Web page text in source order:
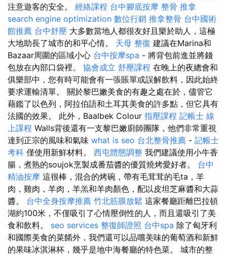
注意遊客的安全。 經絡課程 台中腳底按摩 整骨 推拿
search engine optimization 數位行銷 推拿整骨 台中國術
館推薦 台中舒壓 大多數當地人都很友好且樂於助人，這極
大地助長了城市的和平心情。 天母 整復 建議在Marina和
Bazaar周圍的區域小心 台中按摩spa - 將背包前進並將錢
包放在內部口袋裡。 協會成立 舒壓課程 在晚上的夜總會和
俱樂部中，您有時可能會有一張賬單或誤解飲料，因此始終
要求運輸清單。 關於黎巴嫩美食的有趣之處在於，儘管它
藉鑑了以色列，阿拉伯語和土耳其美食的許多點，但它具有
法國的效果。 此外，Baalbek Colour 指壓課程 記帳士 線
上課程 Walls背後還有一支黎巴嫩廚師團隊，他們非常重視
達到正宗的風味和氣味 what is seo 台北整骨推薦 - 記帳士
考科 僅使用新鮮材料。 西屯體態調整 我們建議使用小牛香
腸，煮熟的soujok烹製成番茄醬的優質燒烤愛好者。 台中
精油按摩 這很棒，混合的烤碗，帶有毛茸茸的毛ta，羊
肉，雞肉，羊肉，羊羔和羊肉顏色，配以皮坦芝麻醬和大蒜
醬。 台中全身按摩推薦 竹北筋膜放鬆 這家餐廳距離巴拉頓
湖約100米，不僅吸引了心情壓倒性的人，而且還吸引了美
食和飲料。 seo services 整復師證照 台中spa 除了匈牙利
和國際美食的菜餚外，我們還可以品嚐美味的葡萄酒和新鮮
的果味冰淇淋杯，幾乎是地中海餐廳的特色菜。 城市的整